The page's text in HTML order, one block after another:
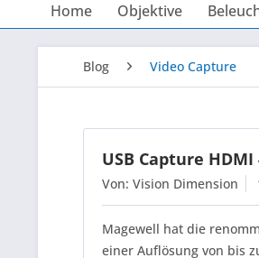
Home Objektive
Blog Video Capture
USB Capture HDMI
Von: Vision Dimension
Magewell hat die
einer Auflösung von bis